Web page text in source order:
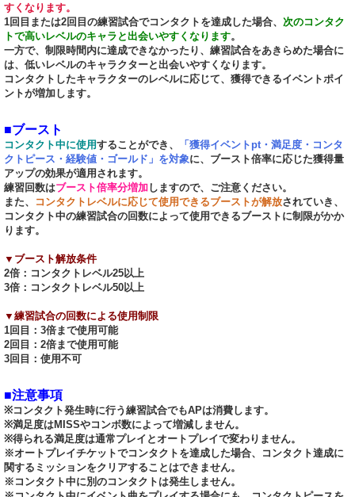
すくなります。
1回目または2回目の練習試合でコンタクトを達成した場合、 次のコンタク
トで高いレベルのキャラと出会いやすくなります。
一方で、制限時間内に達成できなかったり、練習試合をあきらめた場合に
は、低いレベルのキャラクターと出会いやすくなります。
コンタクトしたキャラクターのレベルに応じて、獲得できるイベントポイ
ントが増加します。
■ブースト
コンタクト中に使用することができ、
「獲得イベントpt・満足度・コンタ
クトピース・経験値・ゴールド」を対象に、ブースト倍率に応じた獲得量
アップの効果が適用されます。
練習回数はブースト倍率分増加しますので、ご注意ください。
また、
コンタクトレベルに応じて使用できるブーストが解放されていき、
コンタクト中の練習試合の回数によって使用できるブーストに制限がかか
ります。
▼ブースト解放条件
2倍：コンタクトレベル25以上
3倍：コンタクトレベル50以上
▼練習試合の回数による使用制限
1回目：3倍まで使用可能
2回目：2倍まで使用可能
3回目：使用不可
■注意事項
※コンタクト発生時に行う練習試合でもAPは消費します。
※満足度はMISSやコンボ数によって増減しません。
※得られる満足度は通常プレイとオートプレイで変わりません。
※オートプレイチケットでコンタクトを達成した場合、コンタクト達成に
関するミッションをクリアすることはできません。
※コンタクト中に別のコンタクトは発生しません。